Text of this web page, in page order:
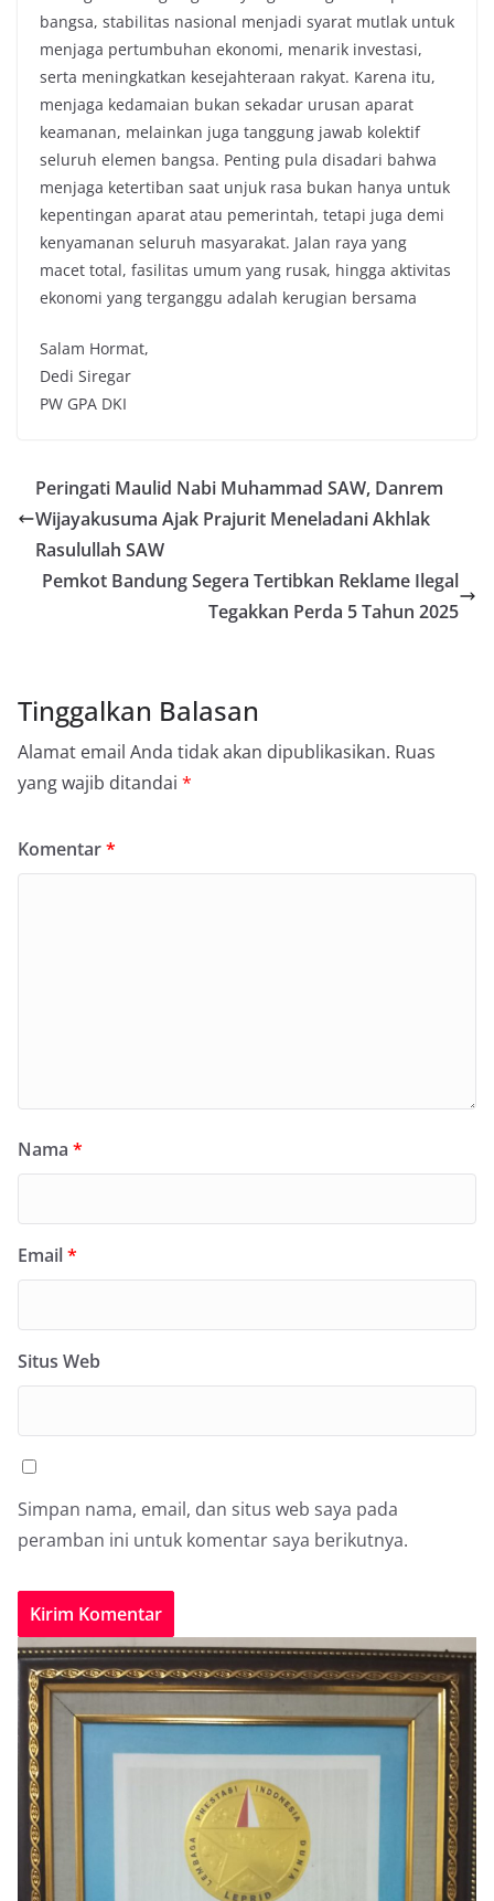
bangsa, stabilitas nasional menjadi syarat mutlak untuk
menjaga pertumbuhan ekonomi, menarik investasi,
serta meningkatkan kesejahteraan rakyat. Karena itu,
menjaga kedamaian bukan sekadar urusan aparat
keamanan, melainkan juga tanggung jawab kolektif
seluruh elemen bangsa. Penting pula disadari bahwa
menjaga ketertiban saat unjuk rasa bukan hanya untuk
kepentingan aparat atau pemerintah, tetapi juga demi
kenyamanan seluruh masyarakat. Jalan raya yang
macet total, fasilitas umum yang rusak, hingga aktivitas
ekonomi yang terganggu adalah kerugian bersama
Salam Hormat,
Dedi Siregar
PW GPA DKI
Peringati Maulid Nabi Muhammad SAW, Danrem
Wijayakusuma Ajak Prajurit Meneladani Akhlak
Rasulullah SAW
Pemkot Bandung Segera Tertibkan Reklame Ilegal
Tegakkan Perda 5 Tahun 2025
Tinggalkan Balasan
Alamat email Anda tidak akan dipublikasikan. Ruas
yang wajib ditandai *
Komentar*
Nama *
Email*
Situs Web
Simpan nama, email, dan situs web saya pada
peramban ini untuk komentar saya berikutnya.